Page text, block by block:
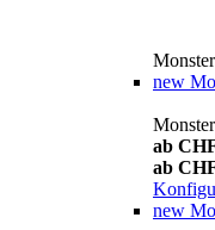
Monster
new
Monster
ab
ab
new